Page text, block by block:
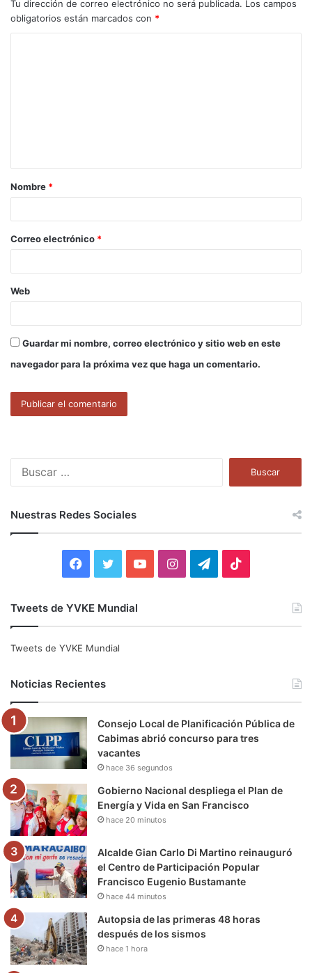
Tu dirección de correo electrónico no será publicada. Los campos
obligatorios están marcados con *
a
r
*
Nombre *
Correo electrónico *
Web
Guardar mi nombre, correo electrónico y sitio web en este
navegador para la próxima vez que haga un comentario.
:
Nuestras Redes Sociales
e
o
o
k
t
e
r
b
e
I
g
r
m
r
a
k
Tweets de YVKE Mundial
Tweets de YVKE Mundial
Noticias Recientes
Consejo Local de Planificación Pública de
Cabimas abrió concurso para tres
vacantes
hace 36 segundos
Gobierno Nacional despliega el Plan de
Energía y Vida en San Francisco
hace 20 minutos
Alcalde Gian Carlo Di Martino reinauguró
el Centro de Participación Popular
Francisco Eugenio Bustamante
hace 44 minutos
Autopsia de las primeras 48 horas
después de los sismos
hace 1 hora